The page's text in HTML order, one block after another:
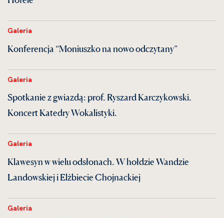
Galeria
Konferencja “Moniuszko na nowo odczytany”
Galeria
Spotkanie z gwiazdą: prof. Ryszard Karczykowski.
Koncert Katedry Wokalistyki.
Galeria
Klawesyn w wielu odsłonach. W hołdzie Wandzie
Landowskiej i Elżbiecie Chojnackiej
Galeria